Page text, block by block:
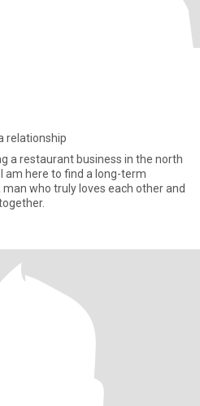
relationship
a restaurant business in the north
am here to find a long-term
who truly loves each other and